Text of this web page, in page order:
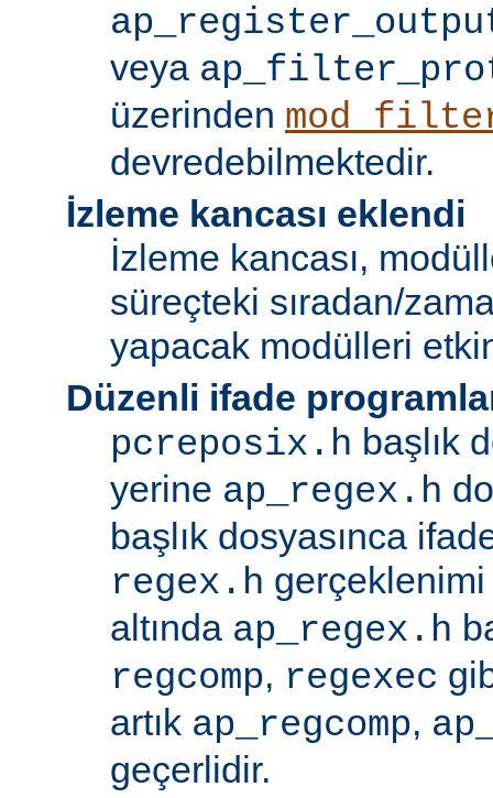
veya
üzerinden
devredebilmektedir.
İzleme kancası eklendi
İzleme kancası,
süreçteki sıradan/
yapacak modülleri
Düzenli ifade
pcreposix.h başlık
yerine ap_regex.h
başlık dosyasınca
regex.h
altında ap_regex.h
regcomp, regexec
artık ap_regcomp,
geçerlidir.